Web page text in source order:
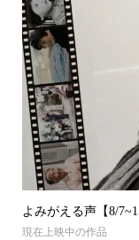
よみがえる声【8/
現在上映中の作品